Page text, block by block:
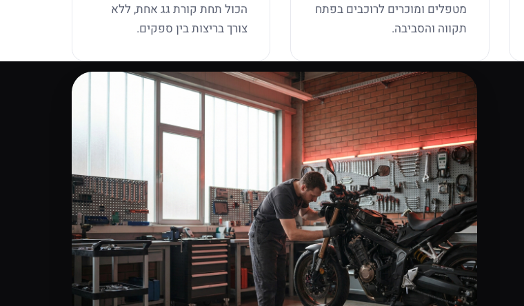
מטפלים ומוכרים לרוכבים בפתח
תקווה והסביבה.
הכול תחת קורת גג אחת, ללא
צורך בריצות בין ספקים.